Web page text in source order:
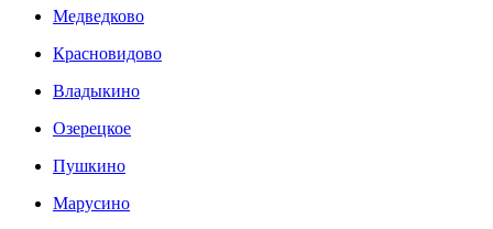
Медведково
Красновидово
Владыкино
Озерецкое
Пушкино
Марусино